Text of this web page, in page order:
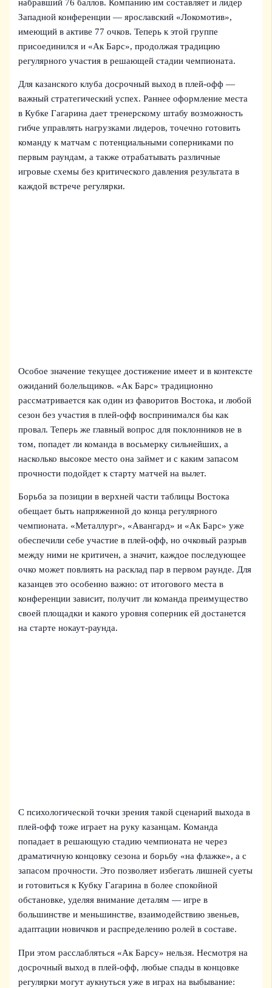
набравший 76 баллов. Компанию им составляет и лидер
Западной конференции — ярославский «Локомотив»,
имеющий в активе 77 очков. Теперь к этой группе
присоединился и «Ак Барс», продолжая традицию
регулярного участия в решающей стадии чемпионата.
Для казанского клуба досрочный выход в плей‑офф —
важный стратегический успех. Раннее оформление места
в Кубке Гагарина дает тренерскому штабу возможность
гибче управлять нагрузками лидеров, точечно готовить
команду к матчам с потенциальными соперниками по
первым раундам, а также отрабатывать различные
игровые схемы без критического давления результата в
каждой встрече регулярки.
Особое значение текущее достижение имеет и в контексте
ожиданий болельщиков. «Ак Барс» традиционно
рассматривается как один из фаворитов Востока, и любой
сезон без участия в плей‑офф воспринимался бы как
провал. Теперь же главный вопрос для поклонников не в
том, попадет ли команда в восьмерку сильнейших, а
насколько высокое место она займет и с каким запасом
прочности подойдет к старту матчей на вылет.
Борьба за позиции в верхней части таблицы Востока
обещает быть напряженной до конца регулярного
чемпионата. «Металлург», «Авангард» и «Ак Барс» уже
обеспечили себе участие в плей‑офф, но очковый разрыв
между ними не критичен, а значит, каждое последующее
очко может повлиять на расклад пар в первом раунде. Для
казанцев это особенно важно: от итогового места в
конференции зависит, получит ли команда преимущество
своей площадки и какого уровня соперник ей достанется
на старте нокаут‑раунда.
С психологической точки зрения такой сценарий выхода в
плей‑офф тоже играет на руку казанцам. Команда
попадает в решающую стадию чемпионата не через
драматичную концовку сезона и борьбу «на флажке», а с
запасом прочности. Это позволяет избегать лишней суеты
и готовиться к Кубку Гагарина в более спокойной
обстановке, уделяя внимание деталям — игре в
большинстве и меньшинстве, взаимодействию звеньев,
адаптации новичков и распределению ролей в составе.
При этом расслабляться «Ак Барсу» нельзя. Несмотря на
досрочный выход в плей‑офф, любые спады в концовке
регулярки могут аукнуться уже в играх на выбывание: